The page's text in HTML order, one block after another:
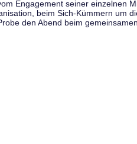
Engagement seiner einzelnen
beim Sich-Kümmern um
den Abend beim